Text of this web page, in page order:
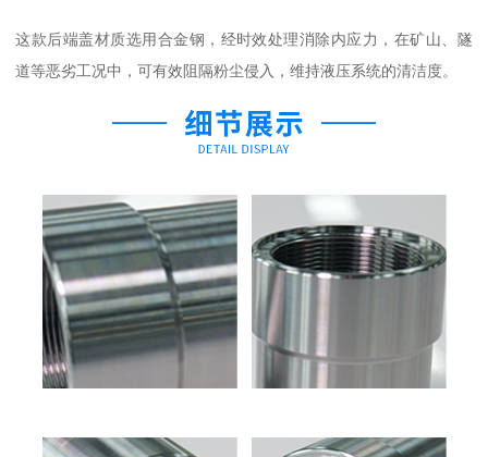
这款后端盖材质选用合金钢，经时效处理消除内应力，在矿山、隧
道等恶劣工况中，可有效阻隔粉尘侵入，维持液压系统的清洁度。